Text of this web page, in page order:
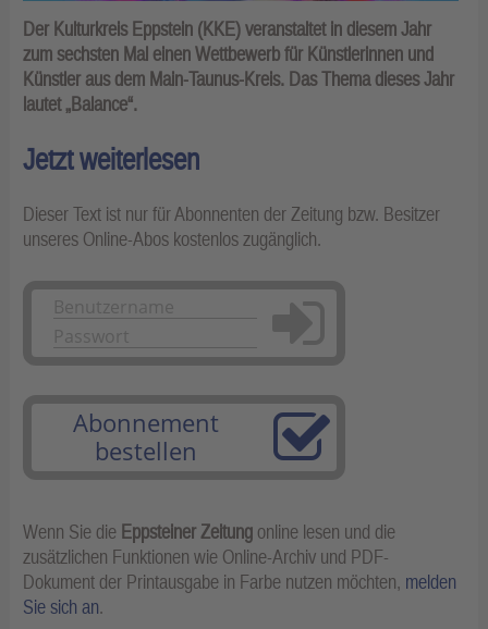
Der Kulturkreis Eppstein (KKE) veranstaltet in diesem Jahr
zum sechsten Mal einen Wettbewerb für Künstlerinnen und
Künstler aus dem Main-Taunus-Kreis. Das Thema dieses Jahr
lautet „Balance“.
Jetzt weiterlesen
Dieser Text ist nur für Abonnenten der Zeitung bzw. Besitzer
unseres Online-Abos kostenlos zugänglich.
Anmelden
Abonnement
bestellen
Wenn Sie die Eppsteiner Zeitung online lesen und die
zusätzlichen Funktionen wie Online-Archiv und PDF-
Dokument der Printausgabe in Farbe nutzen möchten, melden
Sie sich an.